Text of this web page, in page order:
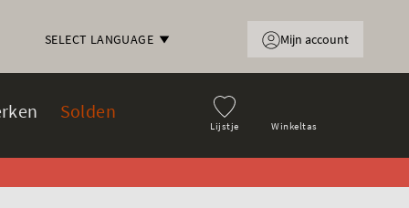
SELECT LANGUAGE
Lijstje Winkeltas
Solden
Mijn account